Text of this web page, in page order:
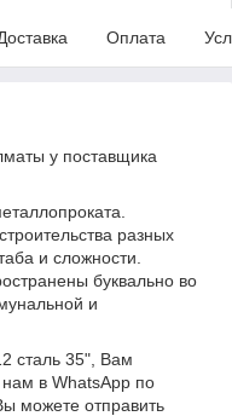
Оплата
у поставщика
разных
и сложности.
буквально во
и
сталь 35", Вам
нам в WhatsApp по
можете отправить